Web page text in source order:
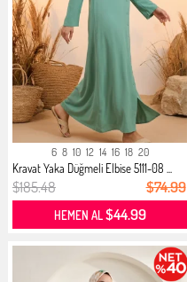
6 8 10 12 14 16 18 20
Kravat Yaka Düğmeli Elbise 5111-08 ...
$185.48 $74.99
HEMEN AL$44.99